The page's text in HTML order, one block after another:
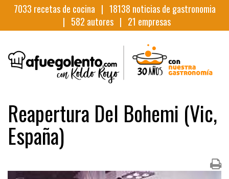
7033 recetas de cocina | 18138 noticias de gastronomia
| 582 autores | 21 empresas
Reapertura Del Bohemi (Vic,
España)